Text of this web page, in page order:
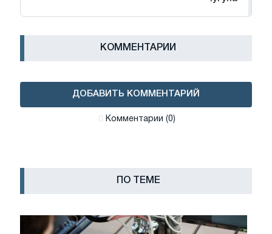
КОММЕНТАРИИ
ДОБАВИТЬ КОММЕНТАРИЙ
Комментарии (0)
ПО ТЕМЕ